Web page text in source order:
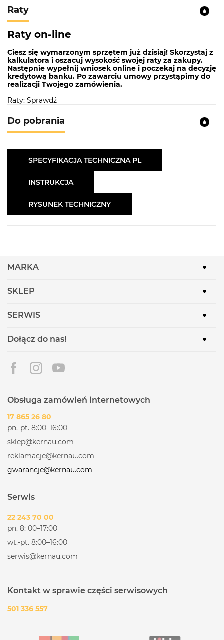
Raty
Raty on-line
Ciesz się wymarzonym sprzętem już dzisiaj! Skorzystaj z
kalkulatora i oszacuj wysokość swojej raty za zakupy.
Następnie wypełnij wniosek online i poczekaj na decyzję
kredytową banku. Po zawarciu umowy przystąpimy do
realizacji Twojego zamówienia.
Raty: Sprawdź
Do pobrania
SPECYFIKACJA TECHNICZNA PL
INSTRUKCJA
RYSUNEK TECHNICZNY
MARKA
SKLEP
SERWIS
Dołącz do nas!
Obsługa zamówień internetowych
17 865 26 80
pn.-pt. 8:00–16:00
sklep@kernau.com
reklamacje@kernau.com
gwarancje@kernau.com
Serwis
22 243 70 00
pn. 8: 00–17:00
wt.-pt. 8:00–16:00
serwis@kernau.com
Kontakt w sprawie części serwisowych
501 336 557